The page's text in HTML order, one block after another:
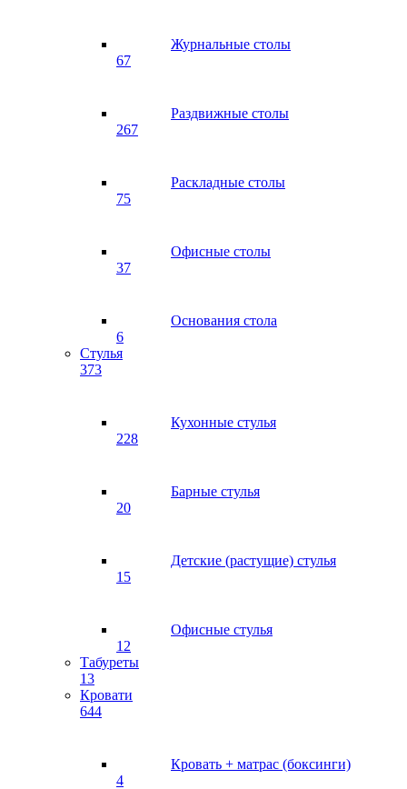
Журнальные столы
67
Раздвижные столы
267
Раскладные столы
75
Офисные столы
37
Основания стола
6
Стулья
373
Кухонные стулья
228
Барные стулья
20
Детские (растущие) стулья
15
Офисные стулья
12
Табуреты
13
Кровати
644
Кровать + матрас (боксинги)
4